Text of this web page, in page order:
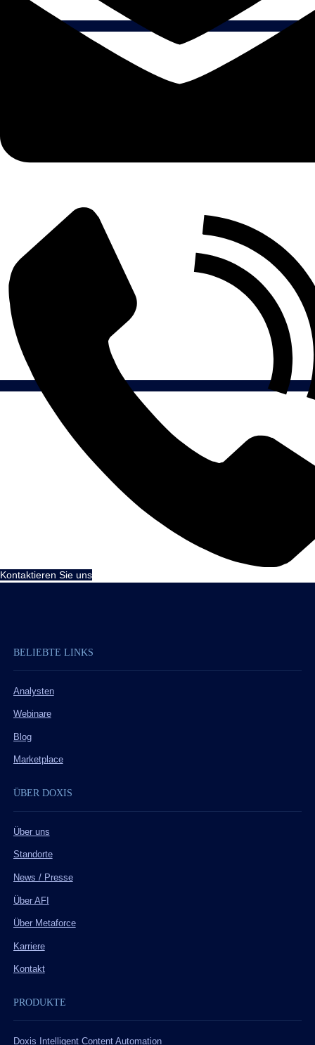
Kontaktieren Sie uns
BELIEBTE LINKS
Analysten
Webinare
Blog
Marketplace
ÜBER DOXIS
Über uns
Standorte
News / Presse
Über AFI
Über Metaforce
Karriere
Kontakt
PRODUKTE
Doxis Intelligent Content Automation